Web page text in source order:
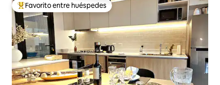
Favorito entre los huéspedes más destacados
Favorito entre huéspedes